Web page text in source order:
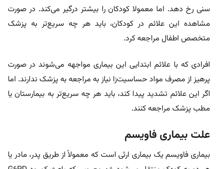
سنی رخ دهد. اما معمولا کودکان را بیشتر درگیر می‌کند. در صورت
مشاهده این علائم در کودکان، باید هر چه سریع‌تر به پزشک
متخصص اطفال مراجعه کرد.
افرادی که با علائم ابتدایی این بیماری مواجهه می‌شوند در صورت
پرهیز از مصرف مواد حساسیت‌زا نیاز به مراجعه به پزشک ندارند. اما
اگر این علائم تشدید پیدا کند، باید هر چه سریع‌تر به بیمارستان یا
مطب پزشک مراجعه کنند.
علت بیماری فاویسم
بیماری فاویسم یک بیماری ارثی است که معمولاً از طریق پدر، مادر یا